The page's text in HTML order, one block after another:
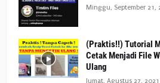
Minggu, September 21,
(Praktis!!) Tutorial
Cetak Menjadi File
Ulang
Jumat, Agustus 27, 2021